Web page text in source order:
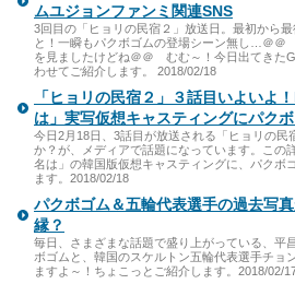
ムユジョンファンミ関連SNS
3回目の「ヒョリの民宿２」放送日。最初から
と！一瞬もパクボゴムの登場シーン無し…＠
を見ましたけどね＠＠ むむ～！今日出てきた
わせてご紹介します。 2018/02/18
「ヒョリの民宿２」３話目いよいよ
は」実写仮想キャスティングにパク
今日2月18日、3話目が放送される「ヒョリの民
か？が、メディアで話題になっています。この
名は」の韓国版仮想キャスティングに、パクボ
ます。2018/02/18
パクボゴム＆五輪代表選手の過去写
縁？
毎日、さまざまな話題で盛り上がっている、平
ボゴムと、韓国のスケルトン五輪代表選手チョ
ますよ～！ちょこっとご紹介します。2018/02/